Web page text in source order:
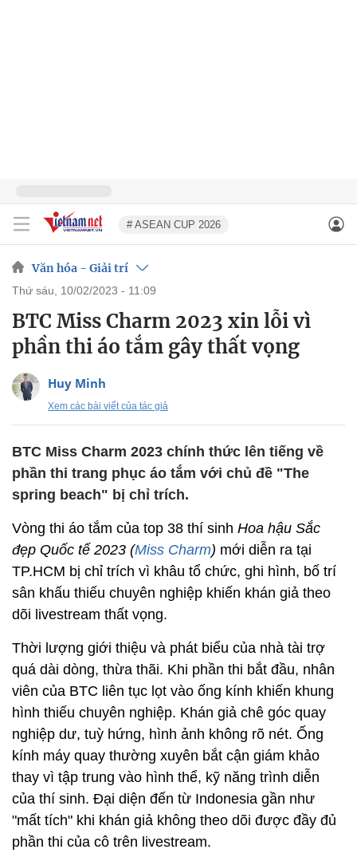
# ASEAN CUP 2026
Văn hóa - Giải trí
thứ sáu, 10/02/2023 - 11:09
BTC Miss Charm 2023 xin lỗi vì
phần thi áo tắm gây thất vọng
Huy Minh
Xem các bài viết của tác giả
BTC Miss Charm 2023 chính thức lên tiếng về
phần thi trang phục áo tắm với chủ đề "The
spring beach" bị chỉ trích.
Vòng thi áo tắm của top 38 thí sinh Hoa hậu Sắc
đẹp Quốc tế 2023 (Miss Charm) mới diễn ra tại
TP.HCM bị chỉ trích vì khâu tổ chức, ghi hình, bố trí
sân khấu thiếu chuyên nghiệp khiến khán giả theo
dõi livestream thất vọng.
Thời lượng giới thiệu và phát biểu của nhà tài trợ
quá dài dòng, thừa thãi. Khi phần thi bắt đầu, nhân
viên của BTC liên tục lọt vào ống kính khiến khung
hình thiếu chuyên nghiệp. Khán giả chê góc quay
nghiệp dư, tuỳ hứng, hình ảnh không rõ nét. Ống
kính máy quay thường xuyên bắt cận giám khảo
thay vì tập trung vào hình thể, kỹ năng trình diễn
của thí sinh. Đại diện đến từ Indonesia gần như
"mất tích" khi khán giả không theo dõi được đầy đủ
phần thi của cô trên livestream.